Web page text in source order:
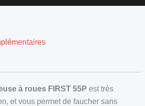
à roues FIRST 55P est très
et vous permet de faucher sans